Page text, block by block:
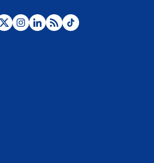
¿Por qué De la Espriella gobernará